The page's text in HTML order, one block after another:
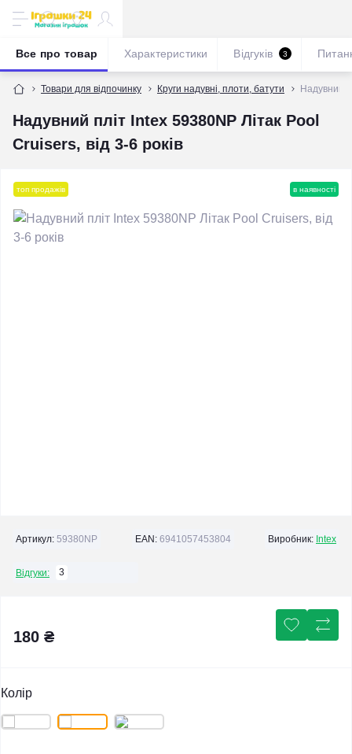
Товари для відпочинку Круги надувні, плоти, батути Надувний
Надувний пліт Intex 59380NP Літак Pool
Cruisers, від 3-6 років
Все про товар Характеристики Відгуків 3
топ продажів в наявності
Артикул: 59380NP EAN:6941057453804 Виробник: Intex
Відгуки: 3
180 ₴
Колір